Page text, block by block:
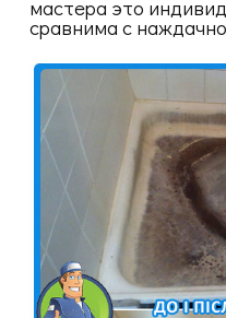
мастера это
сравнима с